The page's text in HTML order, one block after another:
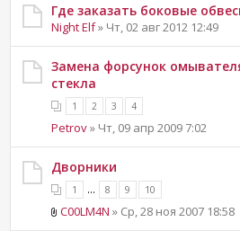
Где заказать боковые
Night Elf» Чт, 02 авг 2012 12:49
Замена форсунок
стекла
1 2 3 4
Petrov» Чт, 09 апр 2009 7:02
Дворники
1 ... 8 9 10
C00LM4N » Ср, 28 ноя 2007 18:58